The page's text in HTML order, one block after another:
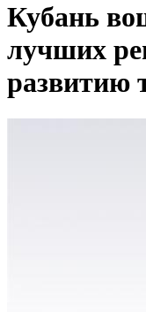
Кубань
лучших
развитию